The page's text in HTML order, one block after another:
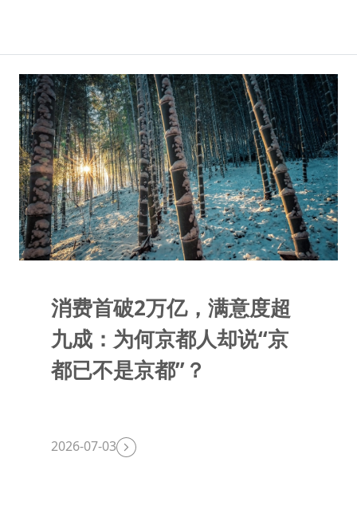
消费首破2万亿，满意度超
九成：为何京都人却说“京
都已不是京都”？
2026-07-03